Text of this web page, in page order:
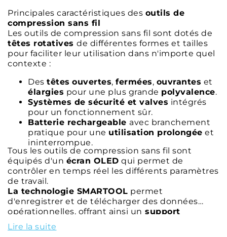
Principales caractéristiques des outils de
compression sans fil
Les outils de compression sans fil sont dotés de
têtes rotatives de différentes formes et tailles
pour faciliter leur utilisation dans n'importe quel
contexte :
Des têtes ouvertes, fermées, ouvrantes et
élargies pour une plus grande polyvalence.
Systèmes de sécurité et valves intégrés
pour un fonctionnement sûr.
Batterie rechargeable avec branchement
pratique pour une utilisation prolongée et
ininterrompue.
Tous les outils de compression sans fil sont
équipés d'un écran OLED qui permet de
contrôler en temps réel les différents paramètres
de travail.
La technologie SMARTOOL permet
d'enregistrer et de télécharger des données
opérationnelles, offrant ainsi un support
numérique
Ces caractéristiques innovantes font des outils
Lire la suite